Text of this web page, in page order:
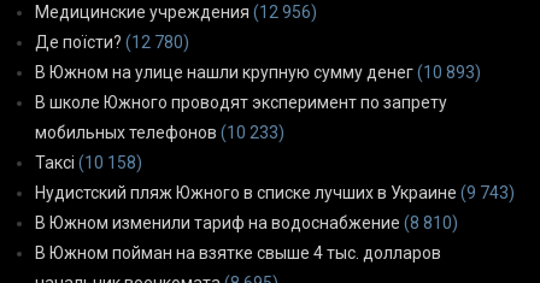
Медицинские учреждения (12 956)
Де поїсти? (12 780)
В Южном на улице нашли крупную сумму денег(10 893)
В школе Южного проводят эксперимент по запрету
мобильных телефонов (10 233)
Таксі (10 158)
Нудистский пляж Южного в списке лучших в Украине (9 743)
В Южном изменили тариф на водоснабжение (8 810)
В Южном пойман на взятке свыше 4 тыс. долларов